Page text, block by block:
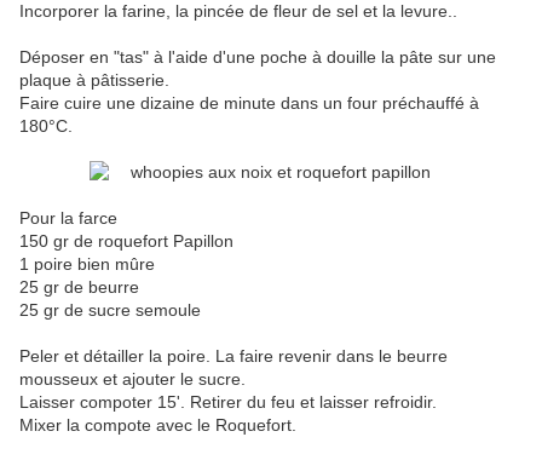
Incorporer la farine, la pincée de fleur de sel et la levure..
Déposer en "tas" à l'aide d'une poche à douille la pâte sur une
plaque à pâtisserie.
Faire cuire une dizaine de minute dans un four préchauffé à
180°C.
Pour la farce
150 gr de roquefort Papillon
1 poire bien mûre
25 gr de beurre
25 gr de sucre semoule
Peler et détailler la poire. La faire revenir dans le beurre
mousseux et ajouter le sucre.
Laisser compoter 15'. Retirer du feu et laisser refroidir.
Mixer la compote avec le Roquefort.